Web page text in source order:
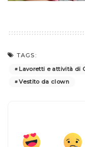
TAGS:
Lavoretti e attività di
Vestito da clown